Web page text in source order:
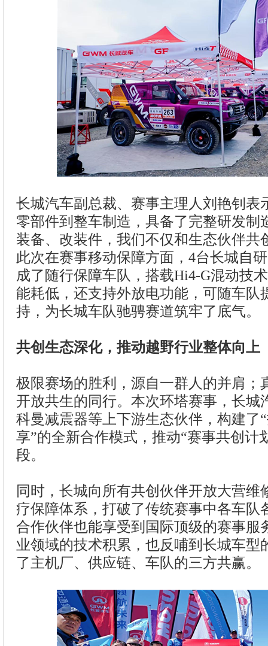
长城汽车副总裁、赛事主理人刘艳钊表
零部件到整车制造，具备了完整研发制
装备、改装件，我们不仅和生态伙伴共
此次在赛事移动保障方面，4台长城自
成了随行保障车队，搭载Hi4-G混动技
能耗低，还支持外放电功能，可随车队
持，为长城车队驰骋赛道筑牢了底气。
共创生态深化，推动越野行业整体向上
极限赛场的胜利，源自一群人的并肩；
开放共生的同行。本次环塔赛事，长城
科曼减震器等上下游生态伙伴，构建了
享”的全新合作模式，推动“赛事共创计
段。
同时，长城向所有共创伙伴开放大营维
疗保障体系，打破了传统赛事中各车队
合作伙伴也能享受到国际顶级的赛事服
业领域的技术积累，也反哺到长城车型
了主机厂、供应链、车队的三方共赢。